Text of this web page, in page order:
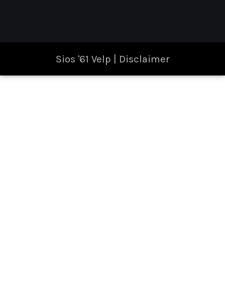
Sios '61 Velp | Disclaimer